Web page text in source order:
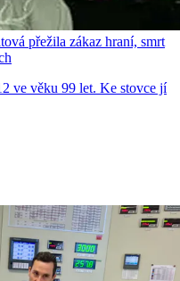
přežila zákaz hraní, smrt
ve věku 99 let. Ke stovce jí